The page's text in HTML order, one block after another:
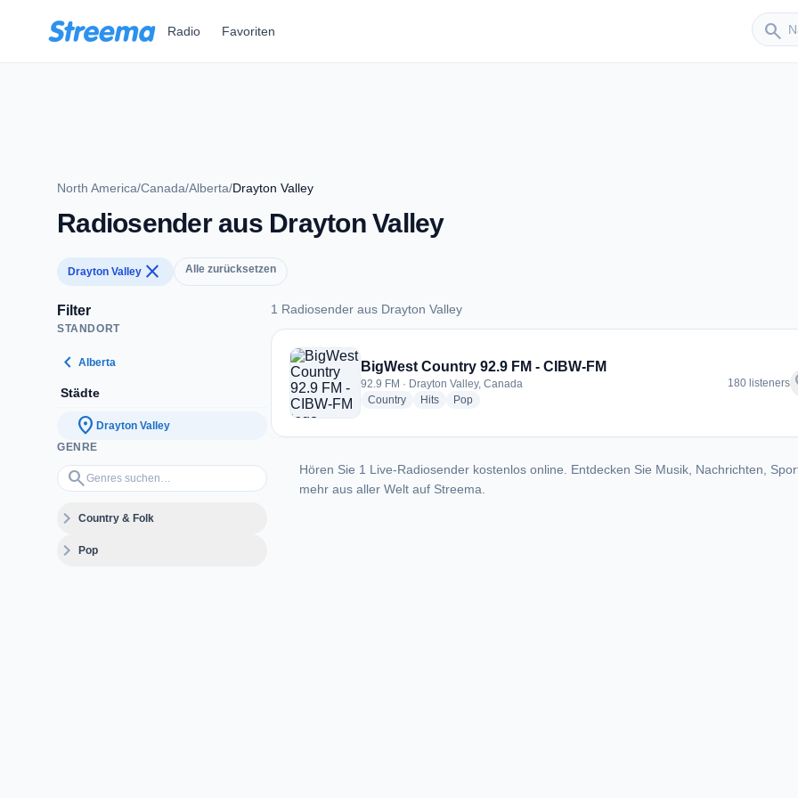
Radio Favoriten search
Sender
North America/Canada/Alberta/Drayton Valley
Radiosender aus Drayton Valley
Drayton Valley close Alle zurücksetzen
Filter
STANDORT
chevron_left Alberta
Städte
location_on Drayton Valley
GENRE
search
Genres suchen…
expand_moreCountry & Folk
expand_morePop
1 Radiosender aus Drayton Valley
1 Radiosender aus Drayton Valley
BigWest Country 92.9 FM - CIBW-FM
92.9 FM · Drayton Valley, Canada
Countryradio stations
Hitsradio stations
Popradio stations
180 listeners
Hören Sie 1 Live-Radiosender kostenlos online. Entdecken Sie Musik, Nachrichten,
mehr aus aller Welt auf Streema.